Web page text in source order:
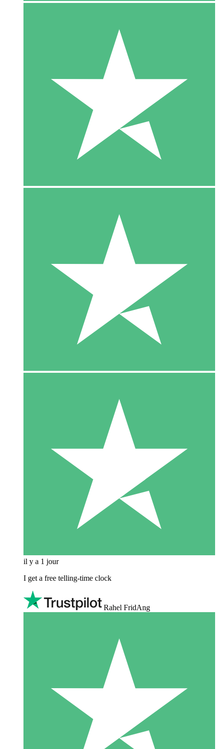
il y a 1 jour
I get a free telling-time clock
Rahel FridAng